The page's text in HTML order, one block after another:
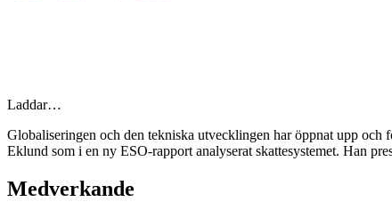
Laddar…
Globaliseringen och den tekniska utvecklingen har öppnat upp och
Eklund som i en ny ESO-rapport analyserat skattesystemet. Han
Medverkande